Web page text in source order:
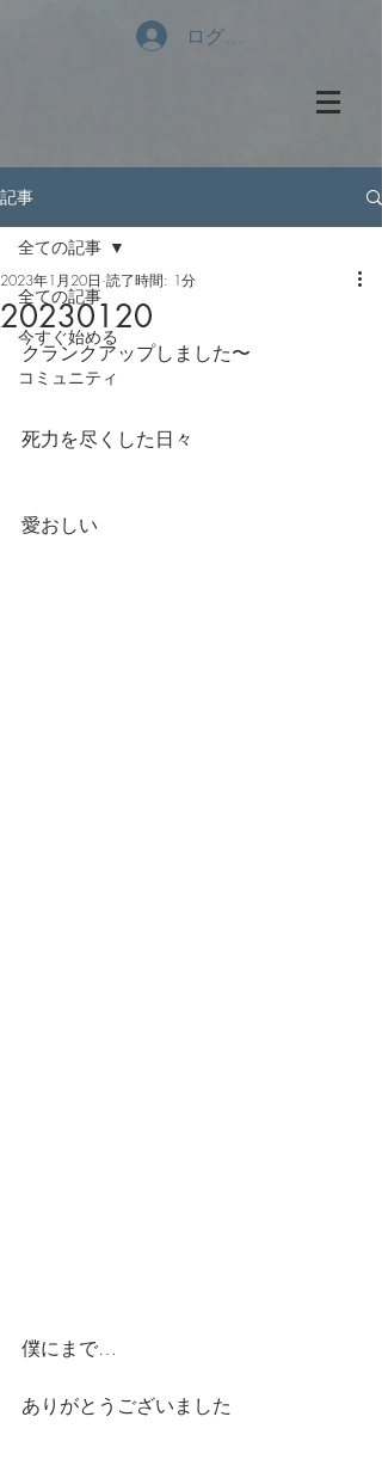
ログイン
記事
全ての記事
今すぐ始める
コミュニティ
全ての記事
20230120
2023年1月20日 読了時間: 1分
クランクアップしました〜
死力を尽くした日々
愛おしい
僕にまで…
ありがとうございました